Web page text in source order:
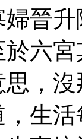
婦晉
於六宮
，
生